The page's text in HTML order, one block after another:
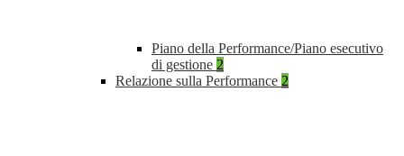
Piano della Performance/Piano esecutivo
di gestione 2
Relazione sulla Performance 2